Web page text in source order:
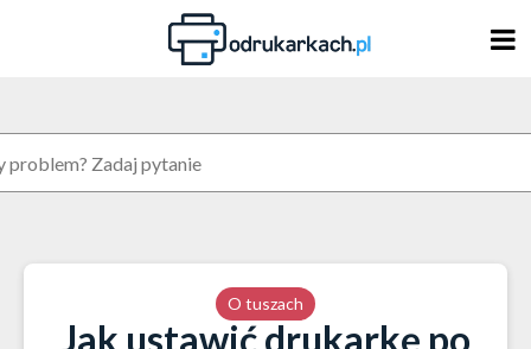
O tuszach
Jak ustawić drukarkę po